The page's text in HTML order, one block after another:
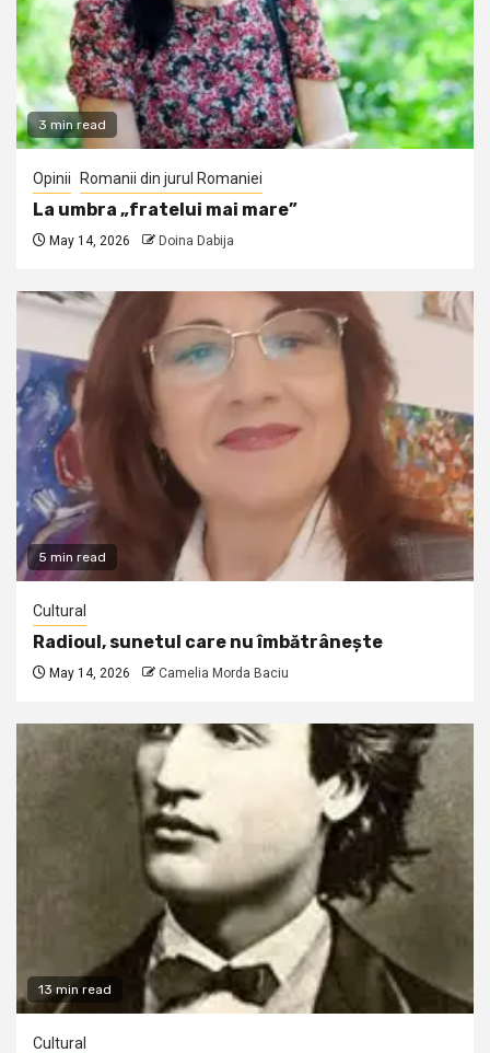
3 min read
Opinii Romanii din jurul Romaniei
La umbra „fratelui mai mare”
May 14, 2026 Doina Dabija
5 min read
Cultural
Radioul, sunetul care nu îmbătrânește
May 14, 2026 Camelia Morda Baciu
13 min read
Cultural